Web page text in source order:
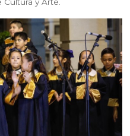
y Arte.